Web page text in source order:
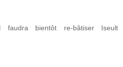
bientôt re-bâtiser Iseult